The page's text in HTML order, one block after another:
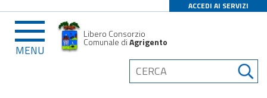
ACCEDI AI SERVIZI
MENU
Libero Consorzio
Comunale diAgrigento